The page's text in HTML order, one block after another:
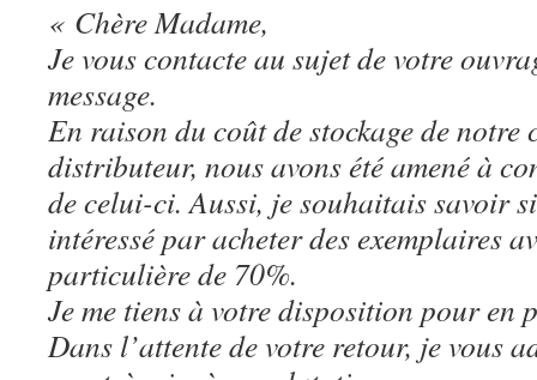
« Chère Madame,
Je vous contacte au sujet de votre
message.
En raison du coût de stockage de notre
distributeur, nous avons été amené à
de celui-ci. Aussi, je souhaitais savoir
intéressé par acheter des exemplaires
particulière de 70%.
Je me tiens à votre disposition pour en
Dans l’attente de votre retour, je vous